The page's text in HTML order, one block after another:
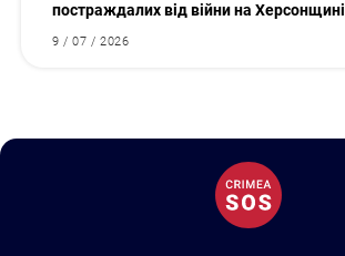
постраждалих від війни на Херсонщині
9 / 07 / 2026